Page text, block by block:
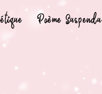
Poème Suspendu